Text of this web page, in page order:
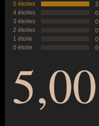
5 étoiles
3
4 étoiles
0
3 étoiles
0
2 étoiles
0
1 étoile
0
0 étoile
0
5,00